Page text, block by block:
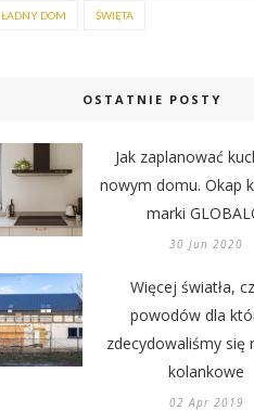
ŁADNY DOM ŚWIĘTA
OSTATNIE POSTY
Jak zaplanować
nowym domu. Okap
marki
30 Jun 2020
Więcej światła,
powodów dla
zdecydowaliśmy się
kolankowe
02 Apr 2019